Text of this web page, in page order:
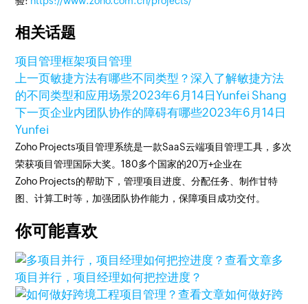
相关话题
项目管理框架项目管理
上一页敏捷方法有哪些不同类型？深入了解敏捷方法
的不同类型和应用场景2023年6月14日Yunfei Shang
下一页企业内团队协作的障碍有哪些2023年6月14日
Yunfei
Zoho Projects项目管理系统是一款SaaS云端项目管理工具，多次
荣获项目管理国际大奖。180多个国家的20万+企业在
Zoho Projects的帮助下，管理项目进度、分配任务、制作甘特
图、计算工时等，加强团队协作能力，保障项目成功交付。
你可能喜欢
查看文章多
项目并行，项目经理如何把控进度？
查看文章如何做好跨